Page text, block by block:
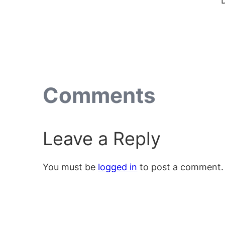
Comments
Leave a Reply
You must be logged in to post a comment.